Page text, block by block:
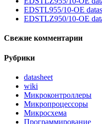
EDSTL955/10-OE
EDSTLZ950/10-OE
Свежие комментарии
Рубрики
datasheet
wiki
Микроконтроллеры
Микропроцессоры
Микросхема
Программирование